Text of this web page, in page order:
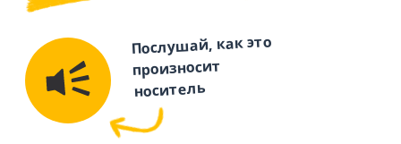
Послушай, как это
произносит
носитель